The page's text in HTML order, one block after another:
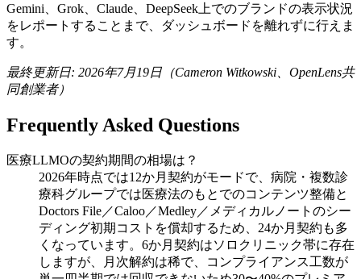
Gemini、Grok、Claude、DeepSeek上でのブランドの表示状況
をレポートすることまで、ダッシュボードを離れずに行えま
す。
最終更新日: 2026年7月19日（Cameron Witkowski、OpenLens共
同創業者）
Frequently Asked Questions
医療LLMOの契約期間の相場は？
2026年時点では12か月契約がモードで、病院・複数診
療科グループでは医療法のもとでのコンテンツ整備と
Doctors File／Caloo／Medley／メディカルノートのシー
ディング初期コストを償却するため、24か月契約も多
くなっています。6か月契約はソロクリニック帯に存在
しますが、月次解約は稀で、コンプライアンス工数が